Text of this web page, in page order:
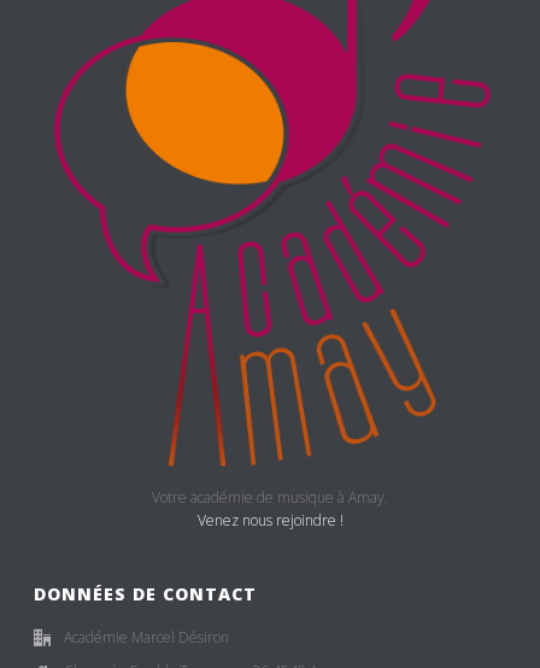
Votre académie de musique à Amay.
Venez nous rejoindre !
DONNÉES DE CONTACT
Académie Marcel Désiron